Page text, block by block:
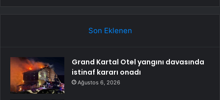
Son Eklenen
Grand Kartal Otel yangını davasında
istinaf kararı onadı
Ağustos 6, 2026